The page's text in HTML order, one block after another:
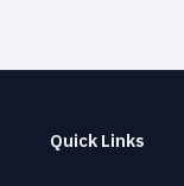
Quick Links